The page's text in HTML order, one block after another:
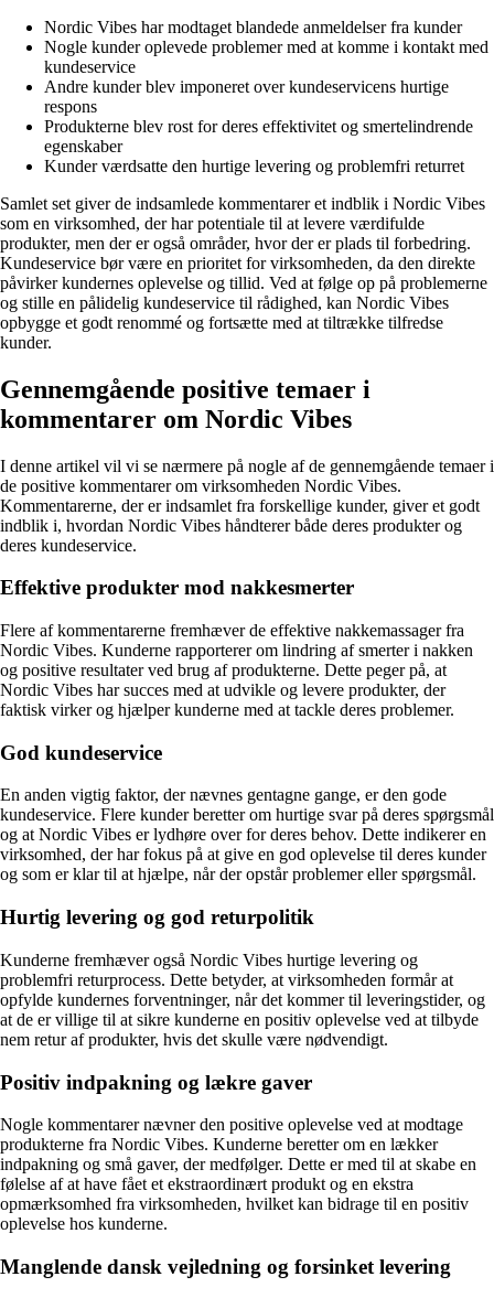
Nordic Vibes har modtaget blandede anmeldelser fra kunder
Nogle kunder oplevede problemer med at komme i kontakt med
kundeservice
Andre kunder blev imponeret over kundeservicens hurtige
respons
Produkterne blev rost for deres effektivitet og smertelindrende
egenskaber
Kunder værdsatte den hurtige levering og problemfri returret
Samlet set giver de indsamlede kommentarer et indblik i Nordic Vibes
som en virksomhed, der har potentiale til at levere værdifulde
produkter, men der er også områder, hvor der er plads til forbedring.
Kundeservice bør være en prioritet for virksomheden, da den direkte
påvirker kundernes oplevelse og tillid. Ved at følge op på problemerne
og stille en pålidelig kundeservice til rådighed, kan Nordic Vibes
opbygge et godt renommé og fortsætte med at tiltrække tilfredse
kunder.
Gennemgående positive temaer i
kommentarer om Nordic Vibes
I denne artikel vil vi se nærmere på nogle af de gennemgående temaer i
de positive kommentarer om virksomheden Nordic Vibes.
Kommentarerne, der er indsamlet fra forskellige kunder, giver et godt
indblik i, hvordan Nordic Vibes håndterer både deres produkter og
deres kundeservice.
Effektive produkter mod nakkesmerter
Flere af kommentarerne fremhæver de effektive nakkemassager fra
Nordic Vibes. Kunderne rapporterer om lindring af smerter i nakken
og positive resultater ved brug af produkterne. Dette peger på, at
Nordic Vibes har succes med at udvikle og levere produkter, der
faktisk virker og hjælper kunderne med at tackle deres problemer.
God kundeservice
En anden vigtig faktor, der nævnes gentagne gange, er den gode
kundeservice. Flere kunder beretter om hurtige svar på deres spørgsmål
og at Nordic Vibes er lydhøre over for deres behov. Dette indikerer en
virksomhed, der har fokus på at give en god oplevelse til deres kunder
og som er klar til at hjælpe, når der opstår problemer eller spørgsmål.
Hurtig levering og god returpolitik
Kunderne fremhæver også Nordic Vibes hurtige levering og
problemfri returprocess. Dette betyder, at virksomheden formår at
opfylde kundernes forventninger, når det kommer til leveringstider, og
at de er villige til at sikre kunderne en positiv oplevelse ved at tilbyde
nem retur af produkter, hvis det skulle være nødvendigt.
Positiv indpakning og lækre gaver
Nogle kommentarer nævner den positive oplevelse ved at modtage
produkterne fra Nordic Vibes. Kunderne beretter om en lækker
indpakning og små gaver, der medfølger. Dette er med til at skabe en
følelse af at have fået et ekstraordinært produkt og en ekstra
opmærksomhed fra virksomheden, hvilket kan bidrage til en positiv
oplevelse hos kunderne.
Manglende dansk vejledning og forsinket levering